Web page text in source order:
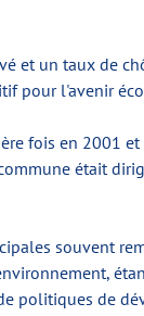
et un taux de
pour l'avenir
fois en 2001
était
souvent
politiques de